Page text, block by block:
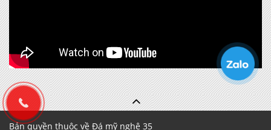
Bản quyền thuộc về Đá mỹ nghệ 35